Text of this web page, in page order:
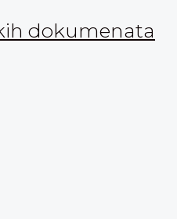
dokumenata